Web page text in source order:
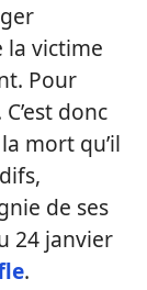
la victime
Pour
donc
mort qu’il
de ses
24 janvier
.